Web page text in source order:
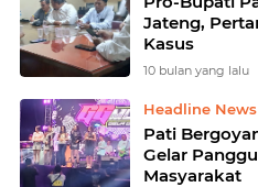
Jateng,
Kasus
10 bulan yang lalu
Headline News
Pati
Gelar
Masyarakat